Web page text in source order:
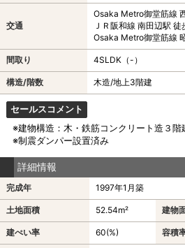
交通
Osaka Metro御堂筋線
ＪＲ阪和線 南田辺駅 徒
Osaka Metro御堂筋線
間取り 4SLDK（-）
構造/階数 木造/地上3階建
セールスコメント
※建物構造：木・鉄筋コンクリート造３階
※制震ダンパー設置済み
詳細情報
完成年 1997年1月築
土地面積 52.54m² 建物
建ぺい率 60(%) 容積